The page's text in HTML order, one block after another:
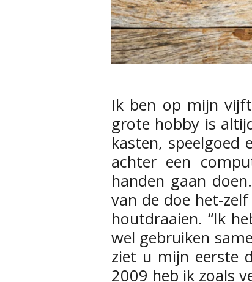
Ik ben op mijn
grote hobby is
kasten,
achter een
handen gaan
van de doe het-
houtdraaien. “Ik
wel gebruiken
ziet u mijn eerste
2009 heb ik zoals